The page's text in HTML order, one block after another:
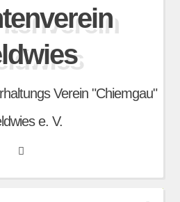
Verein "Chiemgau"
e. V.
Search